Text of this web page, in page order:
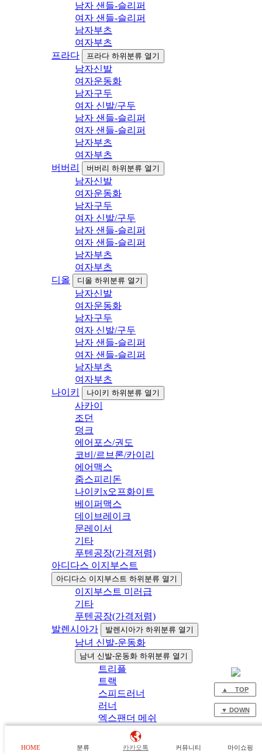
남자 샌들-슬리퍼
여자 샌들-슬리퍼
남자부츠
여자부츠
프라다
프라다 하위분류 열기
남자신발
여자운동화
남자구두
여자 신발/구두
남자 샌들-슬리퍼
여자 샌들-슬리퍼
남자부츠
여자부츠
버버리
버버리 하위분류 열기
남자신발
여자운동화
남자구두
여자 신발/구두
남자 샌들-슬리퍼
여자 샌들-슬리퍼
남자부츠
여자부츠
디올
디올 하위분류 열기
남자신발
여자운동화
남자구두
여자 신발/구두
남자 샌들-슬리퍼
여자 샌들-슬리퍼
남자부츠
여자부츠
나이키
나이키 하위분류 열기
사카이
조던
덩크
에어포스/권도
코비/르브론/카이리
에어맥스
줌스피리돈
나이키x오프화이트
베이퍼맥스
데이브레이크
문레이서
기타
푸텐공장(가격저렴)
아디다스 이지부스트
아디다스 이지부스트 하위분류 열기
이지부스트 미러급
기타
푸텐공장(가격저렴)
발렌시아가
발렌시아가 하위분류 열기
남녀 신발-운동화
남녀 신발-운동화 하위분류 열기
트리플
트랙
스피드러너
러너
엑스팬더 메쉬
남자신발(기타)
여자신발(기타)
HOME 분류 카카오톡 커뮤니티 마이쇼핑
▲ TOP
▼ DOWN